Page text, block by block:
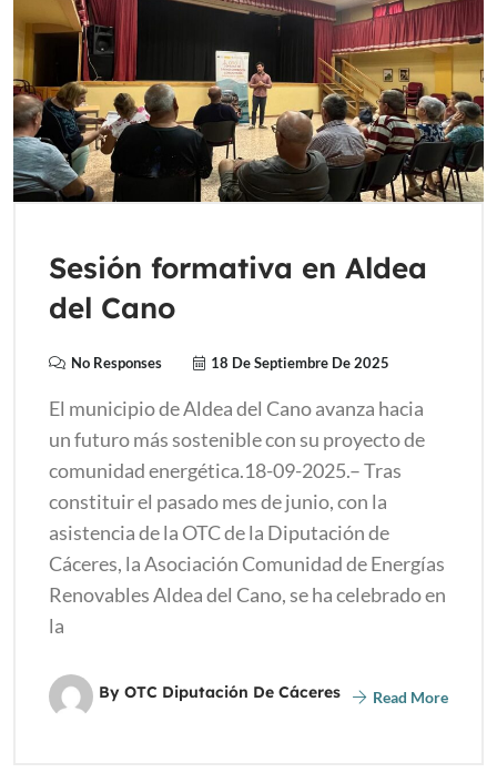
Sesión formativa en Aldea
del Cano
No Responses 18 De Septiembre De 2025
El municipio de Aldea del Cano avanza hacia
un futuro más sostenible con su proyecto de
comunidad energética.18-09-2025.– Tras
constituir el pasado mes de junio, con la
asistencia de la OTC de la Diputación de
Cáceres, la Asociación Comunidad de Energías
Renovables Aldea del Cano, se ha celebrado en
la
By OTC Diputación De Cáceres Read More